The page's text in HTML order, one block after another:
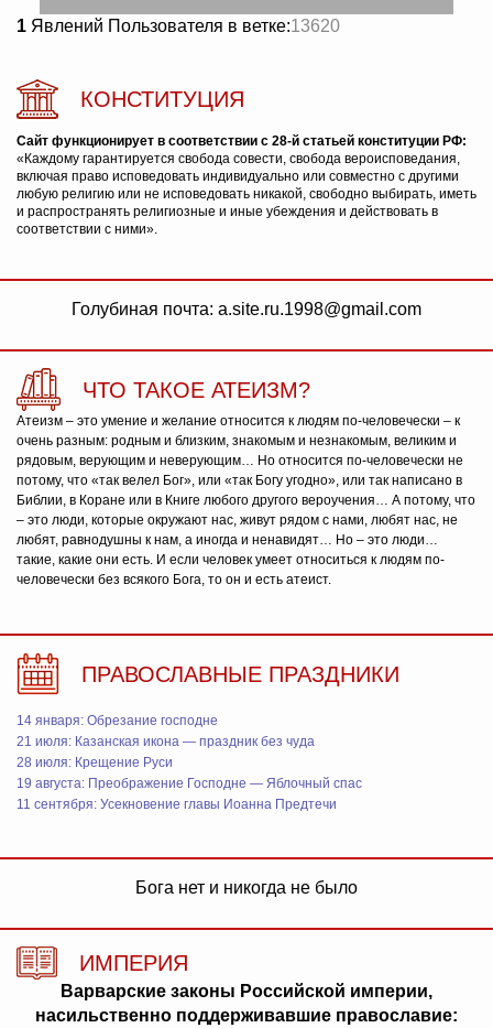
1 Явлений Пользователя в ветке:13620
КОНСТИТУЦИЯ
Сайт функционирует в соответствии с 28-й статьей конституции РФ:
«Каждому гарантируется свобода совести, свобода вероисповедания,
включая право исповедовать индивидуально или совместно с другими
любую религию или не исповедовать никакой, свободно выбирать, иметь
и распространять религиозные и иные убеждения и действовать в
соответствии с ними».
Голубиная почта: a.site.ru.1998@gmail.com
ЧТО ТАКОЕ АТЕИЗМ?
Атеизм – это умение и желание относится к людям по-человечески – к
очень разным: родным и близким, знакомым и незнакомым, великим и
рядовым, верующим и неверующим… Но относится по-человечески не
потому, что «так велел Бог», или «так Богу угодно», или так написано в
Библии, в Коране или в Книге любого другого вероучения… А потому, что
– это люди, которые окружают нас, живут рядом с нами, любят нас, не
любят, равнодушны к нам, а иногда и ненавидят… Но – это люди…
такие, какие они есть. И если человек умеет относиться к людям по-
человечески без всякого Бога, то он и есть атеист.
ПРАВОСЛАВНЫЕ ПРАЗДНИКИ
14 января: Обрезание господне
21 июля: Казанская икона — праздник без чуда
28 июля: Крещение Руси
19 августа: Преображение Господне — Яблочный спас
11 сентября: Усекновение главы Иоанна Предтечи
Бога нет и никогда не было
ИМПЕРИЯ
Варварские законы Российской империи,
насильственно поддерживавшие православие: